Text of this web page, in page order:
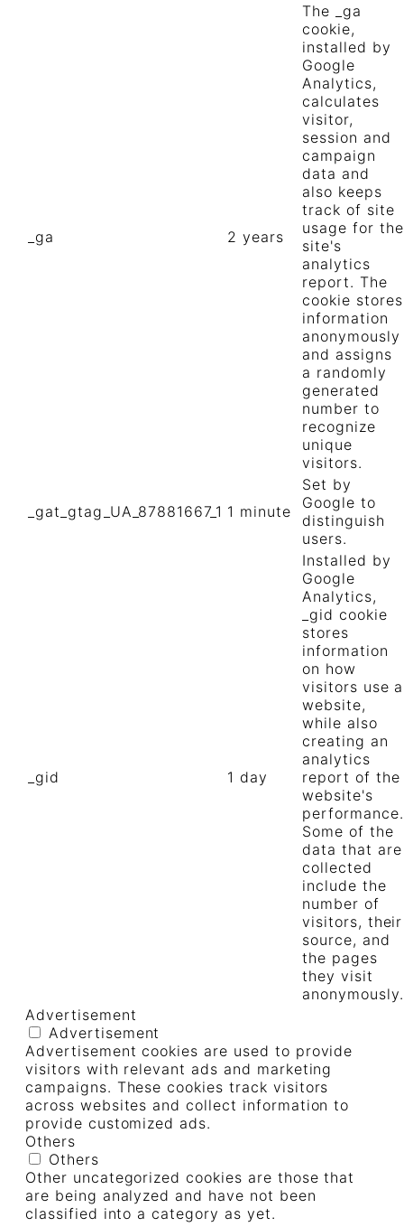
_ga 2 years
The _ga
cookie,
installed by
Google
Analytics,
calculates
visitor,
session and
campaign
data and
also keeps
track of site
usage for the
site's
analytics
report. The
cookie stores
information
anonymously
and assigns
a randomly
generated
number to
recognize
unique
visitors.
_gat_gtag_UA_87881667_1 1 minute
Set by
Google to
distinguish
users.
_gid 1 day
Installed by
Google
Analytics,
_gid cookie
stores
information
on how
visitors use a
website,
while also
creating an
analytics
report of the
website's
performance.
Some of the
data that are
collected
include the
number of
visitors, their
source, and
the pages
they visit
anonymously.
Advertisement
Advertisement
Advertisement cookies are used to provide
visitors with relevant ads and marketing
campaigns. These cookies track visitors
across websites and collect information to
provide customized ads.
Others
Others
Other uncategorized cookies are those that
are being analyzed and have not been
classified into a category as yet.